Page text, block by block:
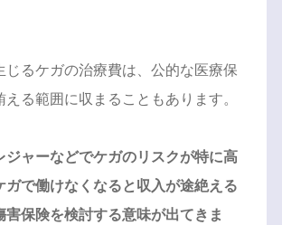
じるケガの治療費は、公的な医療保
える範囲に収まることもあります。
ジャーなどでケガのリスクが特に高
ガで働けなくなると収入が途絶える
害保険を検討する意味が出てきま